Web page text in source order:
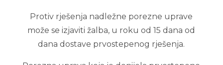
Protiv rješenja nadležne porezne uprave
može se izjaviti žalba, u roku od 15 dana od
dana dostave prvostepenog rješenja.